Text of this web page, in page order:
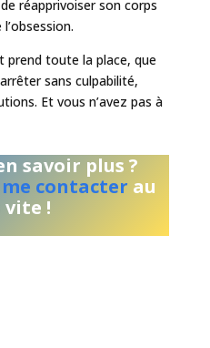
réapprivoiser son corps
prend toute la place, que
sans culpabilité,
Et vous n’avez pas à
savoir plus ?
me contacter au
vite !